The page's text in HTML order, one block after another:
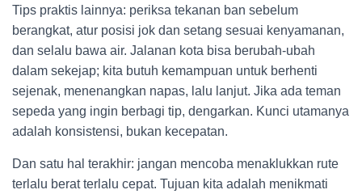
Tips praktis lainnya: periksa tekanan ban sebelum
berangkat, atur posisi jok dan setang sesuai kenyamanan,
dan selalu bawa air. Jalanan kota bisa berubah-ubah
dalam sekejap; kita butuh kemampuan untuk berhenti
sejenak, menenangkan napas, lalu lanjut. Jika ada teman
sepeda yang ingin berbagi tip, dengarkan. Kunci utamanya
adalah konsistensi, bukan kecepatan.
Dan satu hal terakhir: jangan mencoba menaklukkan rute
terlalu berat terlalu cepat. Tujuan kita adalah menikmati